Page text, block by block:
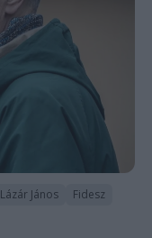
Lázár János
Fidesz